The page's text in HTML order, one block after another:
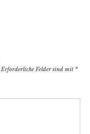
Erforderliche Felder sind mit *